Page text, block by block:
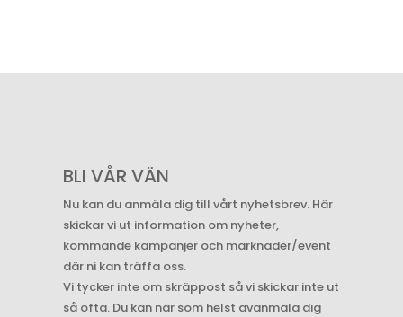
BLI VÅR VÄN
Nu kan du anmäla dig till vårt nyhetsbrev. Här
skickar vi ut information om nyheter,
kommande kampanjer och marknader/event
där ni kan träffa oss.
Vi tycker inte om skräppost så vi skickar inte ut
så ofta. Du kan när som helst avanmäla dig